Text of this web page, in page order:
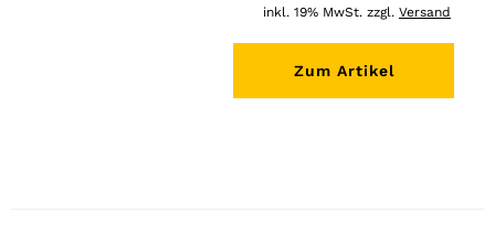
inkl. 19% MwSt. zzgl. Versand
Zum Artikel